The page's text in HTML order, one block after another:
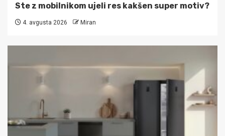
Ste z mobilnikom ujeli res kakšen super motiv?
4. avgusta 2026 Miran